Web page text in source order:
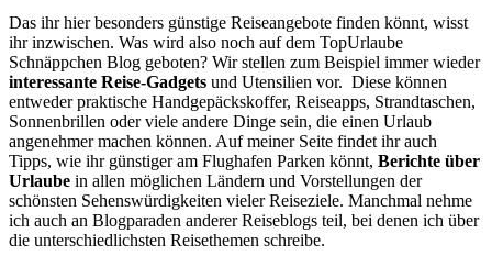
Das ihr hier besonders günstige Reiseangebote finden könnt, wisst
ihr inzwischen. Was wird also noch auf dem TopUrlaube
Schnäppchen Blog geboten? Wir stellen zum Beispiel immer wieder
interessante Reise-Gadgets und Utensilien vor. Diese können
entweder praktische Handgepäckskoffer, Reiseapps, Strandtaschen,
Sonnenbrillen oder viele andere Dinge sein, die einen Urlaub
angenehmer machen können. Auf meiner Seite findet ihr auch
Tipps, wie ihr günstiger am Flughafen Parken könnt, Berichte über
Urlaube in allen möglichen Ländern und Vorstellungen der
schönsten Sehenswürdigkeiten vieler Reiseziele. Manchmal nehme
ich auch an Blogparaden anderer Reiseblogs teil, bei denen ich über
die unterschiedlichsten Reisethemen schreibe.